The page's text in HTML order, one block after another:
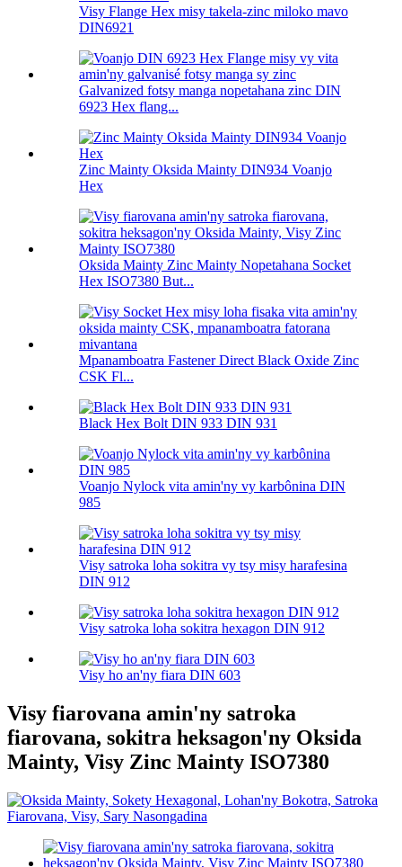
Visy Flange Hex misy takela-zinc miloko mavo
DIN6921
Galvanized fotsy manga nopetahana zinc DIN
6923 Hex flang...
Zinc Mainty Oksida Mainty DIN934 Voanjo
Hex
Oksida Mainty Zinc Mainty Nopetahana Socket
Hex ISO7380 But...
Mpanamboatra Fastener Direct Black Oxide Zinc
CSK Fl...
Black Hex Bolt DIN 933 DIN 931
Voanjo Nylock vita amin'ny vy karbônina DIN
985
Visy satroka loha sokitra vy tsy misy harafesina
DIN 912
Visy satroka loha sokitra hexagon DIN 912
Visy ho an'ny fiara DIN 603
Visy fiarovana amin'ny satroka
fiarovana, sokitra heksagon'ny Oksida
Mainty, Visy Zinc Mainty ISO7380